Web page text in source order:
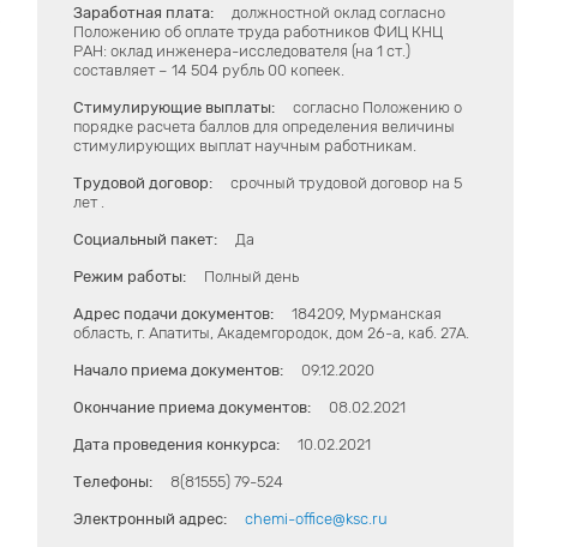
Заработная плата:
должностной оклад согласно
Положению об оплате труда работников ФИЦ КНЦ
РАН: оклад инженера-исследователя (на 1 ст.)
составляет – 14 504 рубль 00 копеек.
Стимулирующие выплаты:
согласно Положению о
порядке расчета баллов для определения величины
стимулирующих выплат научным работникам.
Трудовой договор:
срочный трудовой договор на 5
лет .
Социальный пакет: Да
Режим работы: Полный день
Адрес подачи документов:
184209, Мурманская
область, г. Апатиты, Академгородок, дом 26-а, каб. 27А.
Начало приема документов: 09.12.2020
Окончание приема документов: 08.02.2021
Дата проведения конкурса: 10.02.2021
Телефоны: 8(81555) 79-524
Электронный адрес: chemi-office@ksc.ru